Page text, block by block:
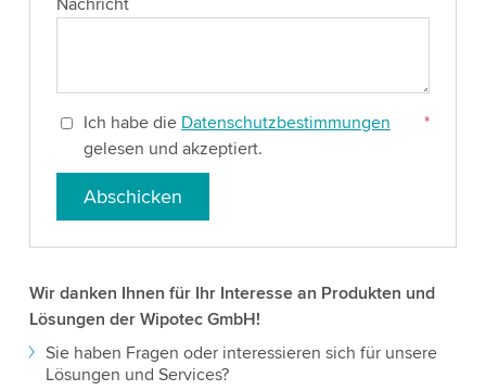
Nachricht
Ich habe die Datenschutzbestimmungen
gelesen und akzeptiert.
*
Abschicken
Wir danken Ihnen für Ihr Interesse an Produkten und
Lösungen der Wipotec GmbH!
Sie haben Fragen oder interessieren sich für unsere
Lösungen und Services?